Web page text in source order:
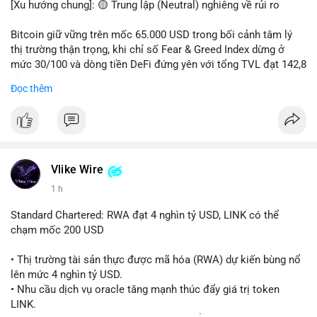
[Xu hướng chung]: 🟡 Trung lập (Neutral) nghiêng về rủi ro
Bitcoin giữ vững trên mốc 65.000 USD trong bối cảnh tâm lý
thị trường thận trọng, khi chỉ số Fear & Greed Index dừng ở
mức 30/100 và dòng tiền DeFi đứng yên với tổng TVL đạt 142,8
tăng gần 3% khi Iran-Oman hứa mở lại eo Hormuz, giảm lo ngại
lớn khác. Đáng chú ý, thanh lý Short chiếm tới 81,7% tổng 35,7
triệu USD thanh lý trong 24h, cho thấy phe bán đang yếu thế.
- DeFi & Công nghệ: Standard Chartered dự báo thị trường RWA
sẽ bùng nổ lên 4 nghìn tỷ USD, kéo theo giá trị token LINK có
hoàn tất thương vụ mua lại startup stablecoin BVNK trị giá 1,8
tỷ USD, đánh dấu bước tiến lớn trong thanh toán số.
- Quy định & Pháp lý: FCA Anh đang xây dựng khung pháp lý
Đọc thêm
Vlike Wire
1 h
Standard Chartered: RWA đạt 4 nghìn tỷ USD, LINK có thể
chạm mốc 200 USD
• Thị trường tài sản thực được mã hóa (RWA) dự kiến bùng nổ
lên mức 4 nghìn tỷ USD.
• Nhu cầu dịch vụ oracle tăng mạnh thúc đẩy giá trị token
LINK.